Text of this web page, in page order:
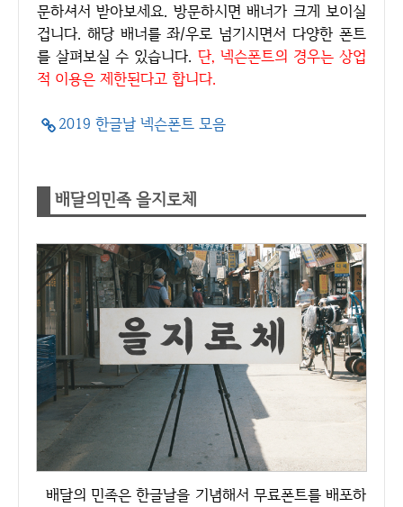
문하셔서 받아보세요. 방문하시면 배너가 크게 보이실
겁니다. 해당 배너를 좌/우로 넘기시면서 다양한 폰트
를 살펴보실 수 있습니다. 단, 넥슨폰트의 경우는 상업
적 이용은 제한된다고 합니다.
2019 한글날 넥슨폰트 모음
배달의민족 을지로체
배달의 민족은 한글날을 기념해서 무료폰트를 배포하